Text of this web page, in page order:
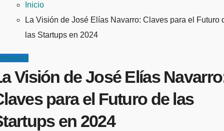
Inicio
La Visión de José Elías Navarro: Claves para el Futuro
las Startups en 2024
Visión de José Elías
para el Futuro de las
en 2024